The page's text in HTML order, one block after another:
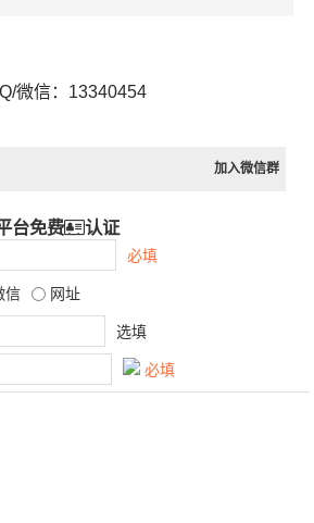
微信：13340454
加入微信群
台免费 认证
必填
信 网址
选填
必填